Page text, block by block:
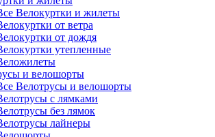
Велокуртки и жилеты
от ветра
от дождя
утепленные
и велошорты
Велотрусы и велошорты
с лямками
без лямок
лайнеры